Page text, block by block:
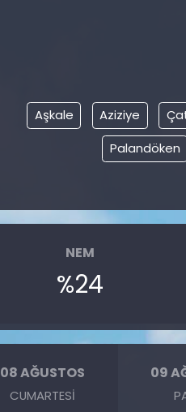
Aşkale Aziziye
Palandöken
NEM
%24
08 AĞUSTOS
CUMARTESI
09